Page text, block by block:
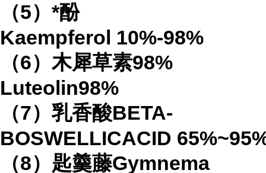
（5）*酚
Kaempferol 10%-98%
（6）木犀草素98%
Luteolin98%
（7）乳香酸BETA-
BOSWELLICACID 65%
（8）匙羹藤Gymnema